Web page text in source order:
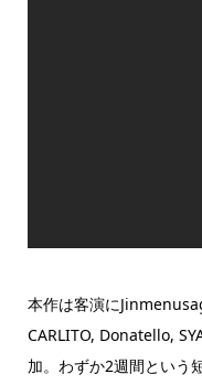
本作は客演に
CARLITO, Donatello,
加。わずか2週間という